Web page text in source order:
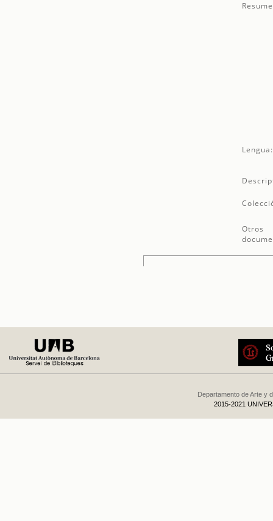
Lengua:
Otros
Departamento de Arte y
2015-2021